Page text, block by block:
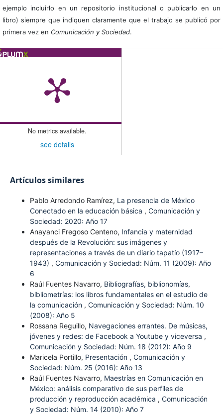
ejemplo incluirlo en un repositorio institucional o publicarlo en un
libro) siempre que indiquen claramente que el trabajo se publicó por
primera vez en Comunicación y Sociedad.
No metrics available.
see details
Artículos similares
Pablo Arredondo Ramírez, La presencia de México
Conectado en la educación básica , Comunicación y
Sociedad: 2020: Año 17
Anayanci Fregoso Centeno, Infancia y maternidad
después de la Revolución: sus imágenes y
representaciones a través de un diario tapatío (1917–
1943) , Comunicación y Sociedad: Núm. 11 (2009): Año
6
Raúl Fuentes Navarro, Bibliografías, biblionomías,
bibliometrías: los libros fundamentales en el estudio de
la comunicación , Comunicación y Sociedad: Núm. 10
(2008): Año 5
Rossana Reguillo, Navegaciones errantes. De músicas,
jóvenes y redes: de Facebook a Youtube y viceversa ,
Comunicación y Sociedad: Núm. 18 (2012): Año 9
Maricela Portillo, Presentación , Comunicación y
Sociedad: Núm. 25 (2016): Año 13
Raúl Fuentes Navarro, Maestrías en Comunicación en
México: análisis comparativo de sus perfiles de
producción y reproducción académica , Comunicación
y Sociedad: Núm. 14 (2010): Año 7